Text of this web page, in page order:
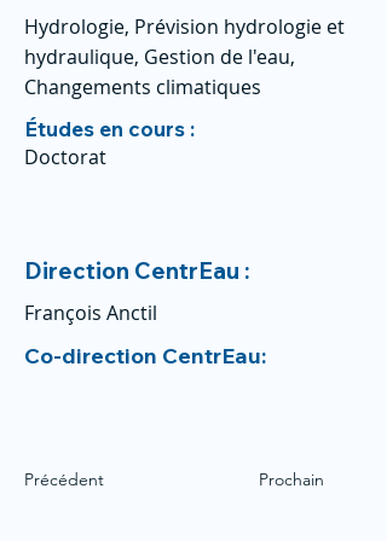
Hydrologie, Prévision hydrologie et
hydraulique, Gestion de l'eau,
Changements climatiques
Études en cours :
Doctorat
Direction CentrEau :
François Anctil
Co-direction CentrEau:
Précédent Prochain